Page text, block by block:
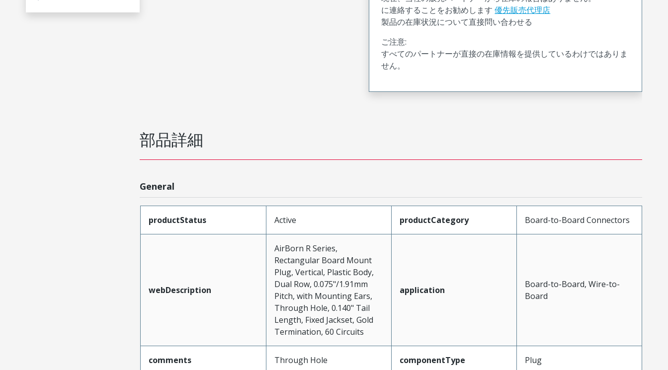
に連絡することをお勧めします 優先販売代理店
製品の在庫状況について直接問い合わせる
ご注意:
すべてのパートナーが直接の在庫情報を提供しているわけではありま
せん。
部品詳細
General
productStatus Active productCategory Board-to-Board Connectors
webDescription
AirBorn R Series,
Rectangular Board Mount
Plug, Vertical, Plastic Body,
Dual Row, 0.075"/1.91mm
Pitch, with Mounting Ears,
Through Hole, 0.140" Tail
Length, Fixed Jackset, Gold
Termination, 60 Circuits
application
Board-to-Board, Wire-to-
Board
comments Through Hole componentType Plug